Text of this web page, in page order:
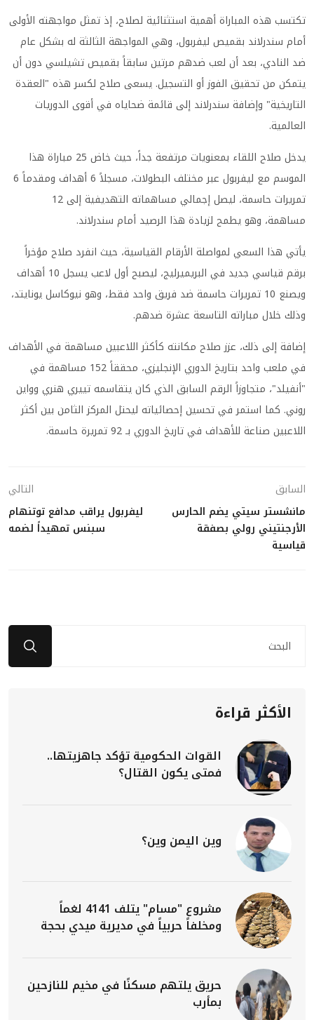
تكتسب هذه المباراة أهمية استثنائية لصلاح، إذ تمثل مواجهته الأولى
أمام سندرلاند بقميص ليفربول، وهي المواجهة الثالثة له بشكل عام
ضد النادي، بعد أن لعب ضدهم مرتين سابقاً بقميص تشيلسي دون أن
يتمكن من تحقيق الفوز أو التسجيل. يسعى صلاح لكسر هذه "العقدة
التاريخية" وإضافة سندرلاند إلى قائمة ضحاياه في أقوى الدوريات
العالمية.
يدخل صلاح اللقاء بمعنويات مرتفعة جداً، حيث خاض 25 مباراة هذا
الموسم مع ليفربول عبر مختلف البطولات، مسجلاً 6 أهداف ومقدماً 6
تمريرات حاسمة، ليصل إجمالي مساهماته التهديفية إلى 12
مساهمة، وهو يطمح لزيادة هذا الرصيد أمام سندرلاند.
يأتي هذا السعي لمواصلة الأرقام القياسية، حيث انفرد صلاح مؤخراً
برقم قياسي جديد في البريميرليج، ليصبح أول لاعب يسجل 10 أهداف
ويصنع 10 تمريرات حاسمة ضد فريق واحد فقط، وهو نيوكاسل يونايتد،
وذلك خلال مباراته التاسعة عشرة ضدهم.
إضافة إلى ذلك، عزز صلاح مكانته كأكثر اللاعبين مساهمة في الأهداف
في ملعب واحد بتاريخ الدوري الإنجليزي، محققاً 152 مساهمة في
"أنفيلد"، متجاوزاً الرقم السابق الذي كان يتقاسمه تييري هنري وواين
روني. كما استمر في تحسين إحصائياته ليحتل المركز الثامن بين أكثر
اللاعبين صناعة للأهداف في تاريخ الدوري بـ 92 تمريرة حاسمة.
السابق
مانشستر سيتي يضم الحارس
الأرجنتيني رولي بصفقة
قياسية
التالي
ليفربول يراقب مدافع توتنهام
سبنس تمهيداً لضمه
الأكثر قراءة
القوات الحكومية تؤكد جاهزيتها..
فمتى يكون القتال؟
وين اليمن وين؟
مشروع "مسام" يتلف 4141 لغماً
ومخلفاً حربياً في مديرية ميدي بحجة
حريق يلتهم مسكنًا في مخيم للنازحين
بمأرب